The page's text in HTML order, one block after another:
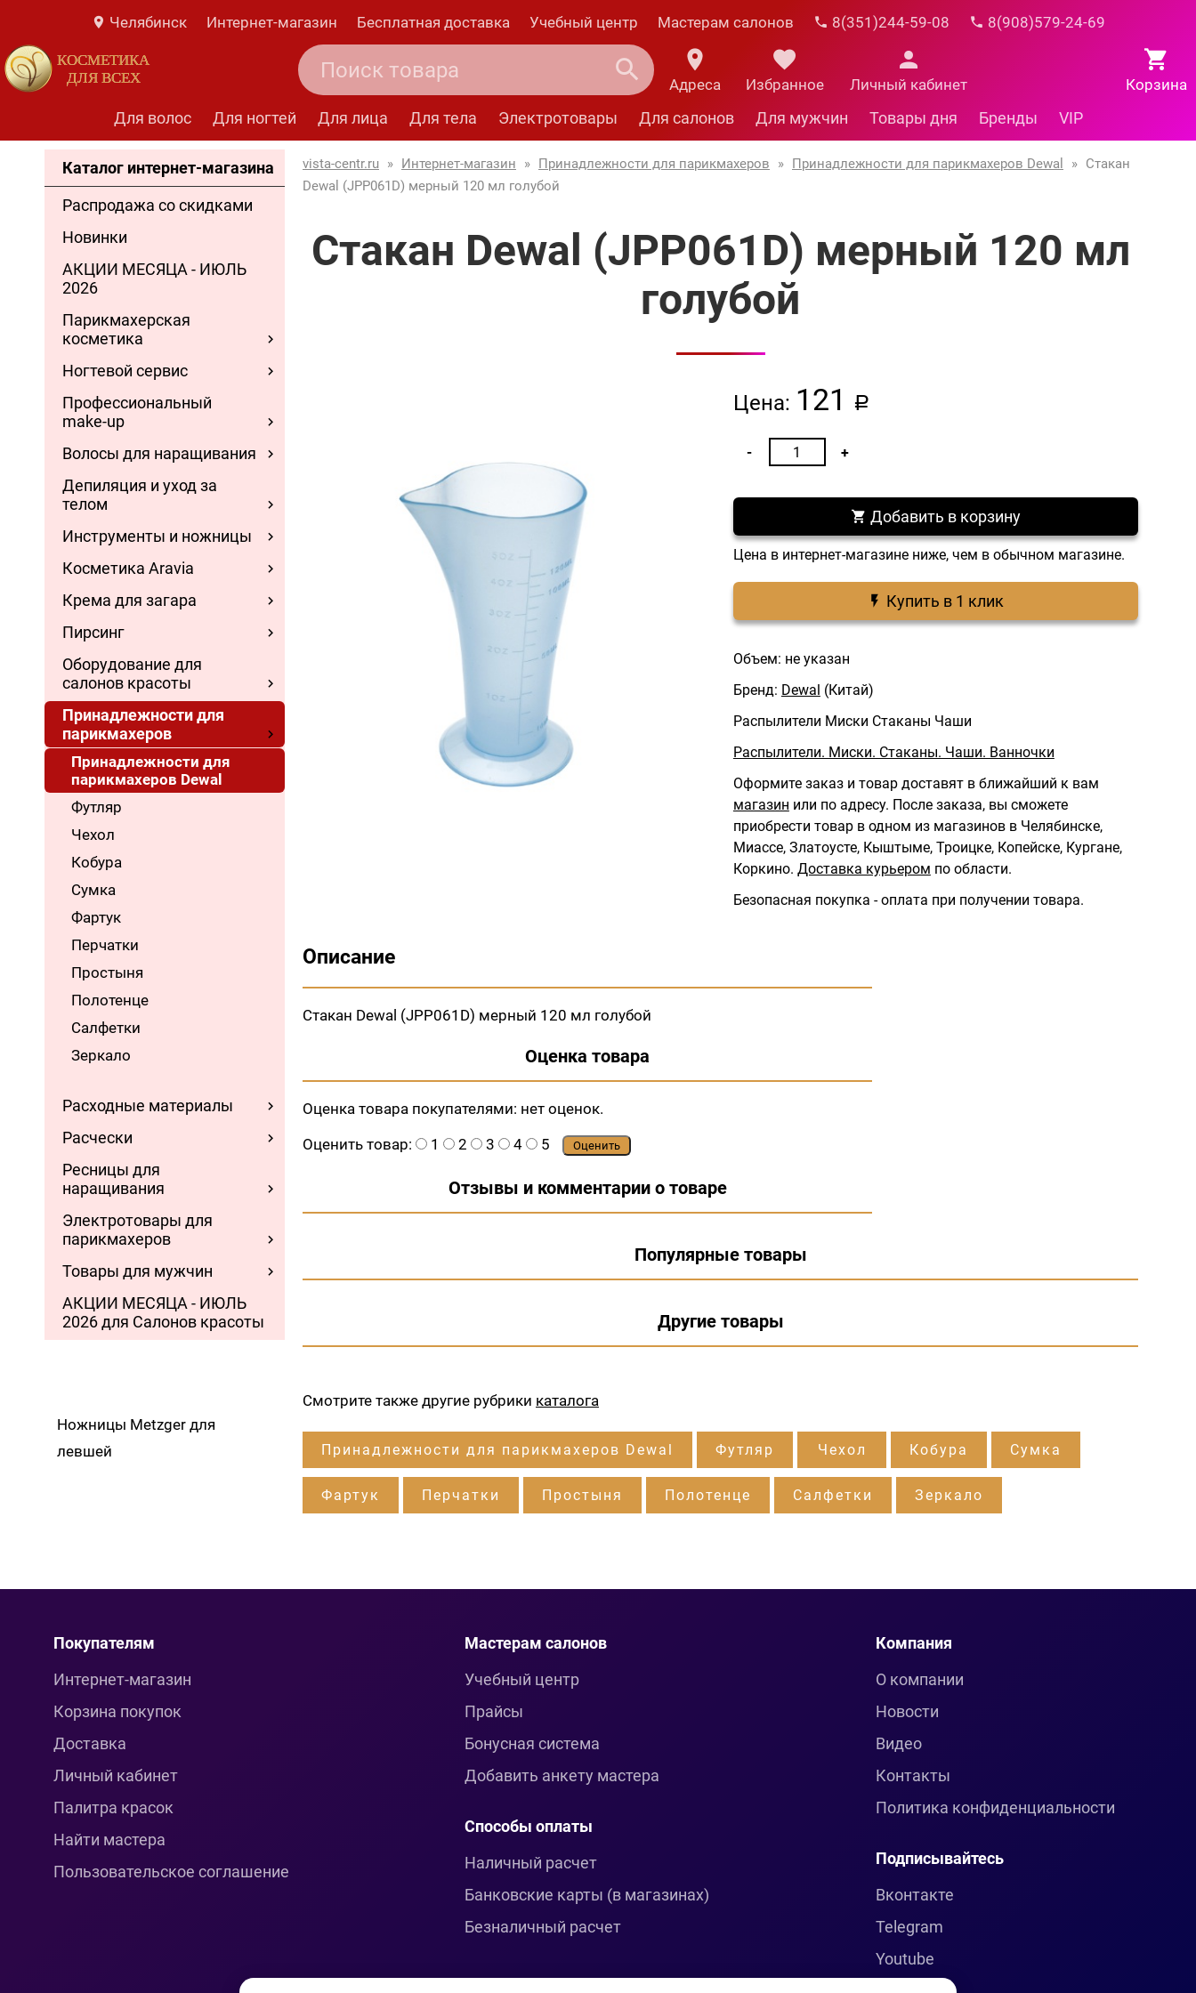
Челябинск Интернет-магазин Бесплатная доставка Учебный центр Мастерам салонов 8(351)244-59-08 8(908)579-24-69
КОСМЕТИКА
ДЛЯ ВСЕХ
Корзина
Адреса Избранное Личный кабинет
Для волос Для ногтей Для лица Для тела Электротовары Для салонов Для мужчин Товары дня Бренды VIP
Каталог интернет-магазина
Распродажа со скидками
Новинки
АКЦИИ МЕСЯЦА - ИЮЛЬ
2026
Парикмахерская
косметика
Ногтевой сервис
Профессиональный
make-up
Волосы для наращивания
Депиляция и уход за
телом
Инструменты и ножницы
Косметика Aravia
Крема для загара
Пирсинг
Оборудование для
салонов красоты
Принадлежности для
парикмахеров
Принадлежности для
парикмахеров Dewal
Футляр
Чехол
Кобура
Сумка
Фартук
Перчатки
Простыня
Полотенце
Салфетки
Зеркало
Расходные материалы
Расчески
Ресницы для
наращивания
Электротовары для
парикмахеров
Товары для мужчин
АКЦИИ МЕСЯЦА - ИЮЛЬ
2026 для Салонов красоты
Ножницы Metzger для
левшей
vista-centr.ru » Интернет-магазин » Принадлежности для парикмахеров » Принадлежности для парикмахеров Dewal » Стакан
Dewal (JPP061D) мерный 120 мл голубой
Стакан Dewal (JPP061D) мерный 120 мл
голубой
Цена: 121 a
Добавить в корзину
Цена в интернет-магазине ниже, чем в обычном магазине.
Купить в 1 клик
Объем: не указан
Бренд: Dewal (Китай)
Распылители Миски Стаканы Чаши
Распылители. Миски. Стаканы. Чаши. Ванночки
Оформите заказ и товар доставят в ближайший к вам
магазин или по адресу. После заказа, вы сможете
приобрести товар в одном из магазинов в Челябинске,
Миассе, Златоусте, Кыштыме, Троицке, Копейске, Кургане,
Коркино. Доставка курьером по области.
Безопасная покупка - оплата при получении товара.
Описание
Стакан Dewal (JPP061D) мерный 120 мл голубой
Оценка товара
Оценка товара покупателями: нет оценок.
Оценить товар:
1 2 3 4 5 Оценить
Отзывы и комментарии о товаре
Популярные товары
Другие товары
Смотрите также другие рубрики каталога
Принадлежности для парикмахеров Dewal Футляр Чехол Кобура Сумка
Фартук Перчатки Простыня Полотенце Салфетки Зеркало
Покупателям
Интернет-магазин
Корзина покупок
Доставка
Личный кабинет
Палитра красок
Найти мастера
Пользовательское соглашение
Мастерам салонов
Учебный центр
Прайсы
Бонусная система
Добавить анкету мастера
Способы оплаты
Наличный расчет
Банковские карты (в магазинах)
Безналичный расчет
Компания
О компании
Новости
Видео
Контакты
Политика конфиденциальности
Подписывайтесь
Вконтакте
Telegram
Youtube